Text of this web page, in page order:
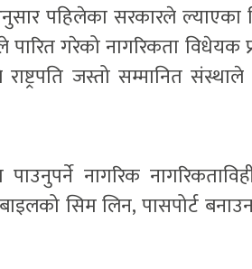
पहिलेका सरकारले
गरेको नागरिकता विधेयक
जस्तो सम्मानित
पाउनुपर्ने नागरिक
सिम लिन, पासपोर्ट